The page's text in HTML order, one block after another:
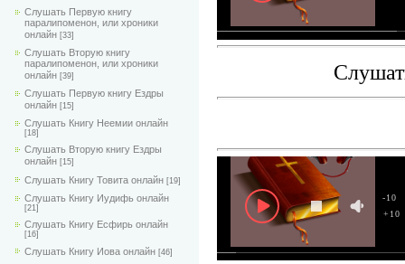
Слушать Первую книгу
паралипоменон, или хроники
онлайн [33]
Слушать Вторую книгу
паралипоменон, или хроники
онлайн [39]
Слушать Первую книгу Ездры
онлайн [15]
Слушать Книгу Неемии онлайн
[18]
Слушать Вторую книгу Ездры
онлайн [15]
Слушать Книгу Товита онлайн [19]
Слушать Книгу Иудифь онлайн
[21]
Слушать Книгу Есфирь онлайн
[16]
Слушать Книгу Иова онлайн [46]
+10
-10